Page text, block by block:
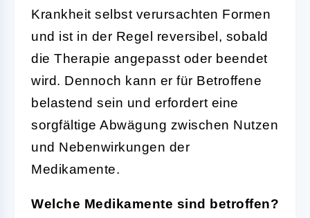
Krankheit selbst verursachten Formen
und ist in der Regel reversibel, sobald
die Therapie angepasst oder beendet
wird. Dennoch kann er für Betroffene
belastend sein und erfordert eine
sorgfältige Abwägung zwischen Nutzen
und Nebenwirkungen der
Medikamente.
Welche Medikamente sind betroffen?